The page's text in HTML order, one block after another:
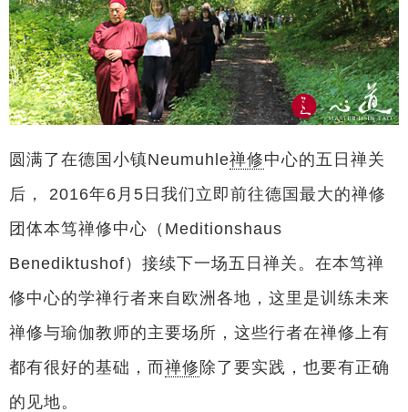
圆满了在德国小镇Neumuhle禅修中心的五日禅关
后， 2016年6月5日我们立即前往德国最大的禅修
团体本笃禅修中心（Meditionshaus
Benediktushof）接续下一场五日禅关。在本笃禅
修中心的学禅行者来自欧洲各地，这里是训练未来
禅修与瑜伽教师的主要场所，这些行者在禅修上有
都有很好的基础，而禅修 除了要实践，也要有正确
的见地。